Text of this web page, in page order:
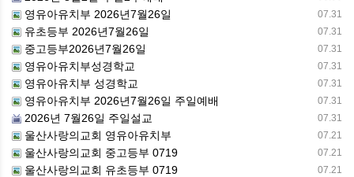
07.31
영유아유치부 2026년7월26일
07.31
유초등부 2026년7월26일
07.31
중고등부2026년7월26일
07.31
영유아유치부성경학교
07.31
영유아유치부 성경학교
07.31
영유아유치부 2026년7월26일 주일예배
07.31
2026년 7월26일 주일설교
07.21
울산사랑의교회 영유아유치부
07.21
울산사랑의교회 중고등부 0719
07.21
울산사랑의교회 유초등부 0719